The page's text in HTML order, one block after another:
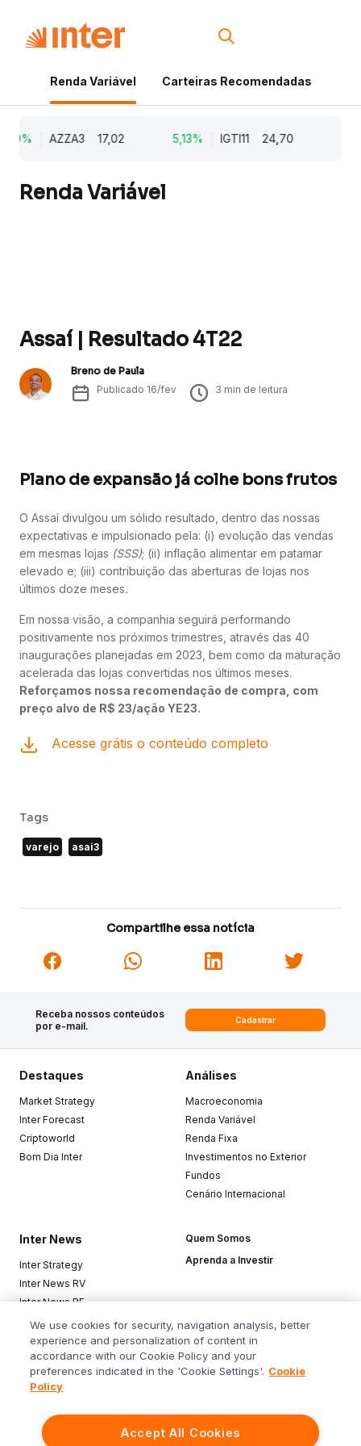
Renda Variável Carteiras Recomendadas
AZZA3 17,02 5,13% IGTI11 24,70
Renda Variável
Assaí | Resultado 4T22
Breno de Paula
Publicado 16/fev 3 min de leitura
Plano de expansão já colhe bons frutos
O Assaí divulgou um sólido resultado, dentro das nossas
expectativas e impulsionado pela: (i) evolução das vendas
em mesmas lojas (SSS); (ii) inflação alimentar em patamar
elevado e; (iii) contribuição das aberturas de lojas nos
últimos doze meses.
Em nossa visão, a companhia seguirá performando
positivamente nos próximos trimestres, através das 40
inaugurações planejadas em 2023, bem como da maturação
acelerada das lojas convertidas nos últimos meses.
Reforçamos nossa recomendação de compra, com
preço alvo de R$ 23/ação YE23.
Acesse grátis o conteúdo completo
Tags
varejo asai3
Compartilhe essa notícia
Receba nossos conteúdos
por e-mail.
Cadastrar
Destaques
Market Strategy
Inter Forecast
Criptoworld
Bom Dia Inter
Análises
Macroeconomia
Renda Variável
Renda Fixa
Investimentos no Exterior
Fundos
Cenário Internacional
Inter News
Inter Strategy
Inter News RV
Inter News RF
Top Funds
Quem Somos
Aprenda a Investir
Baixe o app
We use cookies for security, navigation analysis, better
experience and personalization of content in
accordance with our Cookie Policy and your
preferences indicated in the 'Cookie Settings'. Cookie
Policy
Accept All Cookies